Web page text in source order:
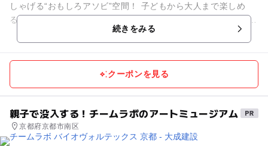
しゃげる“おもしろアソビ”空間！ 子どもから大人まで楽しめ
る、遊んでいる人も、見ている人も一緒に盛り上がれる“はっち
続きをみる
クーポンを見る
親子で没入する！チームラボのアートミュージアム
京都府京都市南区